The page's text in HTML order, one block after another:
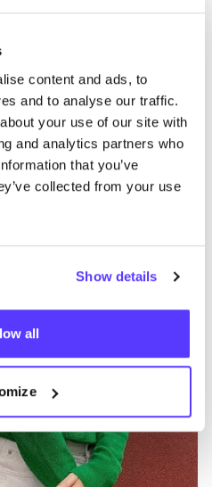
content and ads, to
and to analyse our traffic.
your use of our site with
and analytics partners who
that you’ve
collected from your use
Show details
all
zijn ze geïn­spi­reerd door